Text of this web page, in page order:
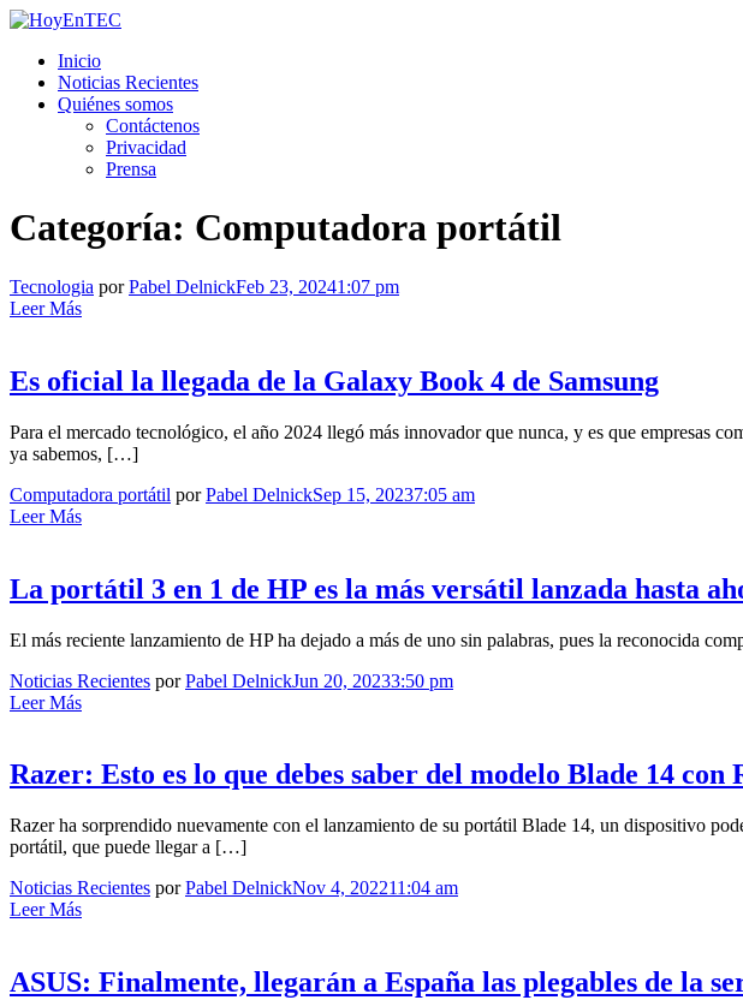
Saltar
contenido.
Inicio
Noticias Recientes
Quiénes somos
Contáctenos
Privacidad
Prensa
Categoría: Computadora portátil
Tecnologia porPabel DelnickFeb 23, 20241:07 pm
Leer Más
Es oficial la llegada de la Galaxy Book 4 de Samsung
Para el mercado tecnológico, el año 2024 llegó más innovador que nunca, y es que empresas
ya sabemos, […]
Computadora portátil porPabel DelnickSep 15, 20237:05 am
Leer Más
La portátil 3 en 1 de HP es la más versátil lanzada hasta
El más reciente lanzamiento de HP ha dejado a más de uno sin palabras, pues la reconocida
Noticias Recientes porPabel DelnickJun 20, 20233:50 pm
Leer Más
Razer: Esto es lo que debes saber del modelo Blade 14 con
Razer ha sorprendido nuevamente con el lanzamiento de su portátil Blade 14, un dispositivo
portátil, que puede llegar a […]
Noticias Recientes porPabel DelnickNov 4, 202211:04 am
Leer Más
ASUS: Finalmente, llegarán a España las plegables de la